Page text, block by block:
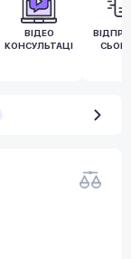
ВІДЕО
КОНСУЛЬТАЦІЯ